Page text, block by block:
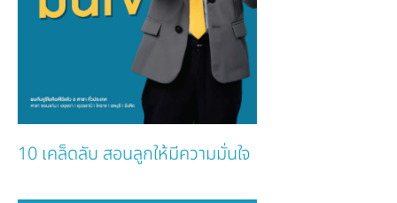
10 เคล็ดลับ สอนลูกให้มีความมั่นใจ